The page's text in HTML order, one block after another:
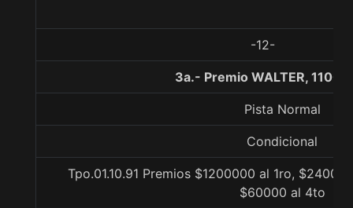
-12-
3a.- Premio WALTER, 1100
Pista Normal
Condicional
Tpo.01.10.91 Premios $1200000 al 1ro,
$60000 al 4to